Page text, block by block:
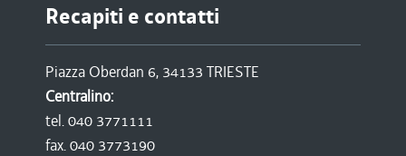
Recapiti e contatti
Piazza Oberdan 6, 34133 TRIESTE
Centralino:
tel. 040 3771111
fax. 040 3773190